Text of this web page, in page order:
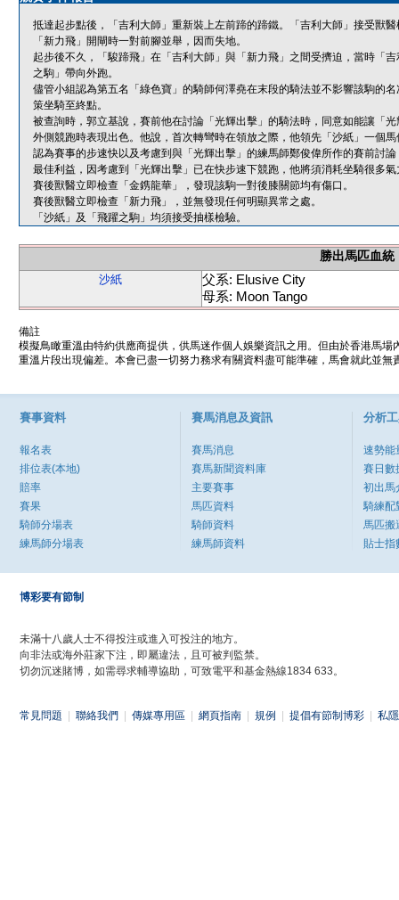
抵達起步點後，「吉利大師」重新裝上左前蹄的蹄鐵。「吉利大師」接受獸
「新力飛」開閘時一對前腳並舉，因而失地。
起步後不久，「駿蹄飛」在「吉利大師」與「新力飛」之間受擠迫，當時「
之駒」帶向外跑。
儘管小組認為第五名「綠色寶」的騎師何澤堯在末段的騎法並不影響該駒的
策坐騎至終點。
被查詢時，郭立基說，賽前他在討論「光輝出擊」的騎法時，同意如能讓「
外側競跑時表現出色。他說，首次轉彎時在領放之際，他領先「沙紙」一個
認為賽事的步速快以及考慮到與「光輝出擊」的練馬師鄭俊偉所作的賽前討
最佳利益，因考慮到「光輝出擊」已在快步速下競跑，他將須消耗坐騎很多
賽後獸醫立即檢查「金鎸龍華」，發現該駒一對後膝關節均有傷口。
賽後獸醫立即檢查「新力飛」，並無發現任何明顯異常之處。
「沙紙」及「飛躍之駒」均須接受抽樣檢驗。
勝出馬匹血統
沙紙
父系: Elusive City
母系: Moon Tango
備註
模擬鳥瞰重溫由特約供應商提供，供馬迷作個人娛樂資訊之用。但由於香港馬
重溫片段出現偏差。本會已盡一切努力務求有關資料盡可能準確，馬會就此並
賽事資料
報名表
排位表(本地)
賠率
賽果
騎師分場表
練馬師分場表
賽馬消息及資訊
賽馬消息
賽馬新聞資料庫
主要賽事
馬匹資料
騎師資料
練馬師資料
分析
速勢能
賽日數
初出馬
騎練配
馬匹搬
貼士指
博彩要有節制
未滿十八歲人士不得投注或進入可投注的地方。
向非法或海外莊家下注，即屬違法，且可被判監禁。
切勿沉迷賭博，如需尋求輔導協助，可致電平和基金熱線1834 633。
常見問題 聯絡我們 傳媒專用區 網頁指南 規例 提倡有節制博彩 私